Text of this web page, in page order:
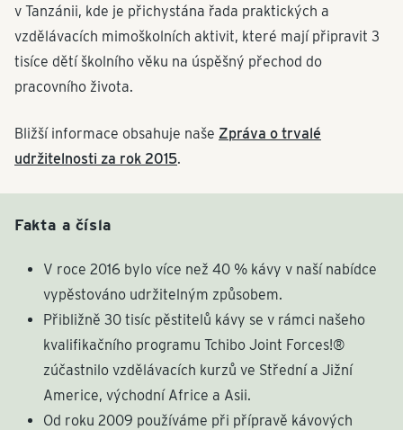
v Tanzánii, kde je přichystána řada praktických a
vzdělávacích mimoškolních aktivit, které mají připravit 3
tisíce dětí školního věku na úspěšný přechod do
pracovního života.
Bližší informace obsahuje naše Zpráva o trvalé
udržitelnosti za rok 2015.
Fakta a čísla
V roce 2016 bylo více než 40 % kávy v naší nabídce
vypěstováno udržitelným způsobem.
Přibližně 30 tisíc pěstitelů kávy se v rámci našeho
kvalifikačního programu Tchibo Joint Forces!®
zúčastnilo vzdělávacích kurzů ve Střední a Jižní
Americe, východní Africe a Asii.
Od roku 2009 používáme při přípravě kávových